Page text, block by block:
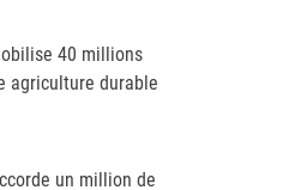
40 millions
agriculture durable
un million de